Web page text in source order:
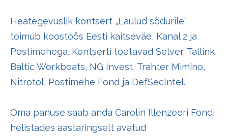
Heategevuslik kontsert „Laulud sõdurile”
toimub koostöös Eesti kaitseväe, Kanal 2 ja
Postimehega. Kontserti toetavad Selver, Tallink,
Baltic Workboats, NG Invest, Trahter Mimino,
Nitrotol, Postimehe Fond ja DefSecIntel.
Oma panuse saab anda Carolin Illenzeeri Fondi
helistades aastaringselt avatud